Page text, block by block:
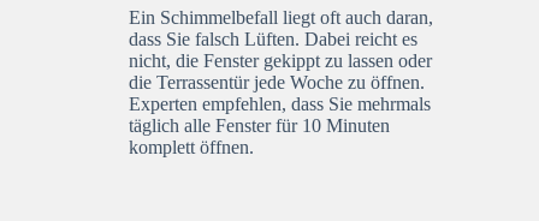
Ein Schimmelbefall liegt oft auch daran,
dass Sie falsch Lüften. Dabei reicht es
nicht, die Fenster gekippt zu lassen oder
die Terrassentür jede Woche zu öffnen.
Experten empfehlen, dass Sie mehrmals
täglich alle Fenster für 10 Minuten
komplett öffnen.